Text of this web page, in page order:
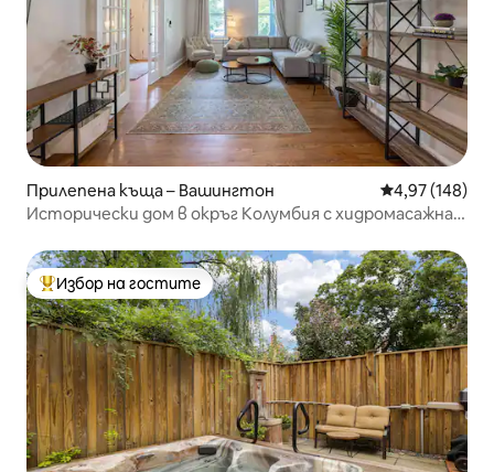
Прилепена къща – Вашингтон Средна
4,97 (148)
Исторически дом в окръг Колумбия с хидромасажна
Най-популярен избор на гостите
Избор на гостите